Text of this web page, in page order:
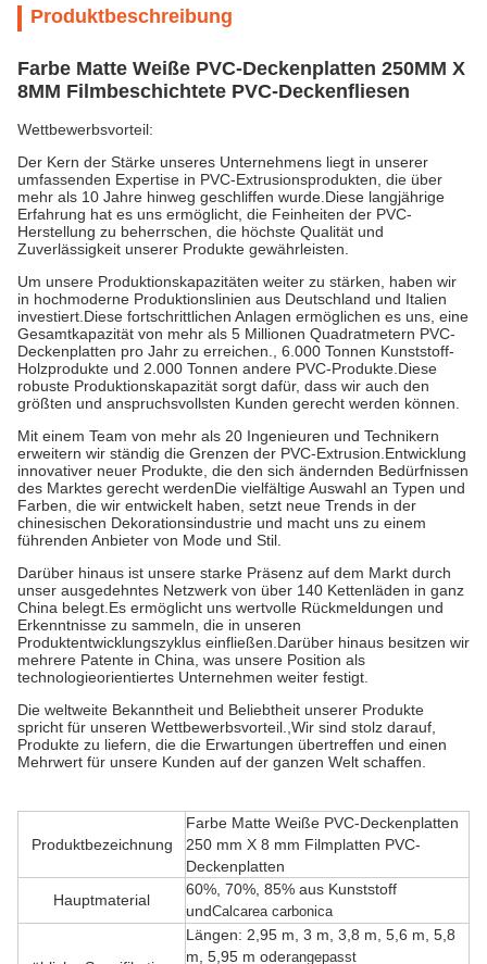
Produktbeschreibung
Farbe Matte Weiße PVC-Deckenplatten 250MM X
8MM Filmbeschichtete PVC-Deckenfliesen
Wettbewerbsvorteil:
Der Kern der Stärke unseres Unternehmens liegt in unserer
umfassenden Expertise in PVC-Extrusionsprodukten, die über
mehr als 10 Jahre hinweg geschliffen wurde.Diese langjährige
Erfahrung hat es uns ermöglicht, die Feinheiten der PVC-
Herstellung zu beherrschen, die höchste Qualität und
Zuverlässigkeit unserer Produkte gewährleisten.
Um unsere Produktionskapazitäten weiter zu stärken, haben wir
in hochmoderne Produktionslinien aus Deutschland und Italien
investiert.Diese fortschrittlichen Anlagen ermöglichen es uns, eine
Gesamtkapazität von mehr als 5 Millionen Quadratmetern PVC-
Deckenplatten pro Jahr zu erreichen., 6.000 Tonnen Kunststoff-
Holzprodukte und 2.000 Tonnen andere PVC-Produkte.Diese
robuste Produktionskapazität sorgt dafür, dass wir auch den
größten und anspruchsvollsten Kunden gerecht werden können.
Mit einem Team von mehr als 20 Ingenieuren und Technikern
erweitern wir ständig die Grenzen der PVC-Extrusion.Entwicklung
innovativer neuer Produkte, die den sich ändernden Bedürfnissen
des Marktes gerecht werdenDie vielfältige Auswahl an Typen und
Farben, die wir entwickelt haben, setzt neue Trends in der
chinesischen Dekorationsindustrie und macht uns zu einem
führenden Anbieter von Mode und Stil.
Darüber hinaus ist unsere starke Präsenz auf dem Markt durch
unser ausgedehntes Netzwerk von über 140 Kettenläden in ganz
China belegt.Es ermöglicht uns wertvolle Rückmeldungen und
Erkenntnisse zu sammeln, die in unseren
Produktentwicklungszyklus einfließen.Darüber hinaus besitzen wir
mehrere Patente in China, was unsere Position als
technologieorientiertes Unternehmen weiter festigt.
Die weltweite Bekanntheit und Beliebtheit unserer Produkte
spricht für unseren Wettbewerbsvorteil.,Wir sind stolz darauf,
Produkte zu liefern, die die Erwartungen übertreffen und einen
Mehrwert für unsere Kunden auf der ganzen Welt schaffen.
Produktbezeichnung
Farbe Matte Weiße PVC-Deckenplatten
250 mm X 8 mm Filmplatten PVC-
Deckenplatten
Hauptmaterial
60%, 70%, 85% aus Kunststoff
undCalcarea carbonica
Längen: 2,95 m, 3 m, 3,8 m, 5,6 m, 5,8
m, 5,95 m oderangepasst